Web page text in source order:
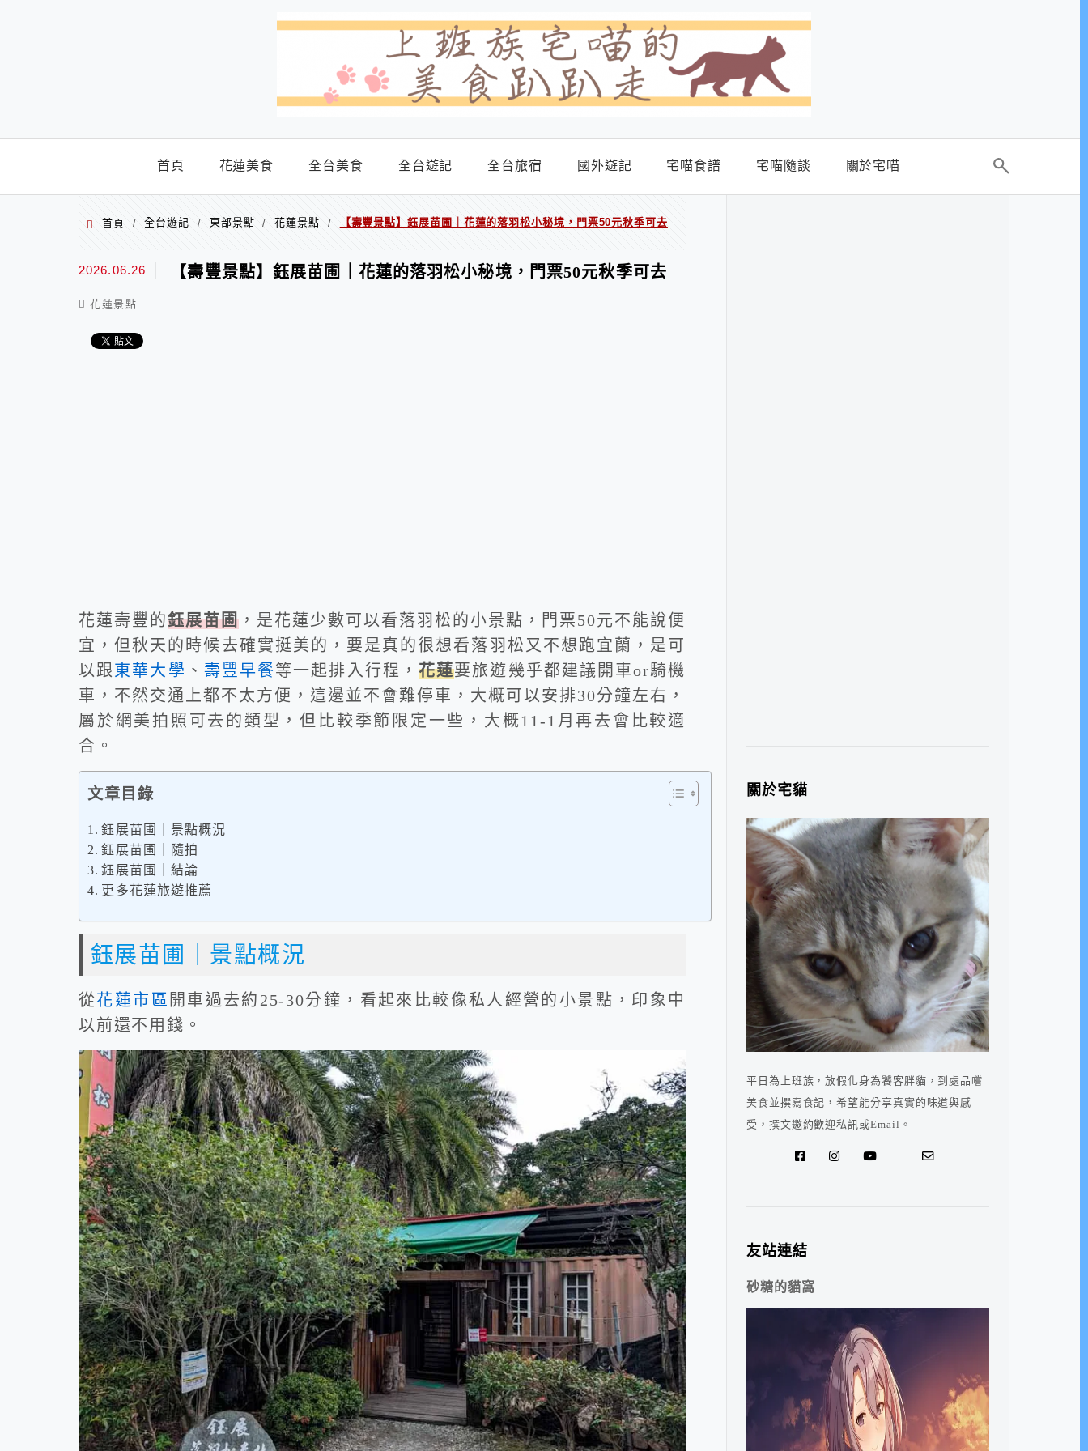
首頁 花蓮美食 全台美食 全台遊記 全台旅宿 國外遊記 宅喵食譜 宅喵隨談 關於宅喵
首頁 / 全台遊記 / 東部景點 / 花蓮景點 / 【壽豐景點】鈺展苗圃｜花蓮的落羽松小秘境，門票50元秋季可去
2026.06.26 【壽豐景點】鈺展苗圃｜花蓮的落羽松小秘境，門票50元秋季可去
花蓮景點
花蓮壽豐的鈺展苗圃 ，是花蓮少數可以看落羽松的小景點，門票50元不能說便
宜，但秋天的時候去確實挺美的，要是真的很想看落羽松又不想跑宜蘭，是可
以跟東華大學 、 壽豐早餐等一起排入行程， 花蓮要旅遊幾乎都建議開車or騎機
車，不然交通上都不太方便，這邊並不會難停車，大概可以安排30分鐘左右，
屬於網美拍照可去的類型，但比較季節限定一些，大概11-1月再去會比較適
合。
文章目錄
鈺展苗圃｜景點概況
鈺展苗圃｜隨拍
鈺展苗圃｜結論
更多花蓮旅遊推薦
鈺展苗圃｜景點概況
從花蓮市區 開車過去約25-30分鐘，看起來比較像私人經營的小景點，印象中
以前還不用錢。
關於宅貓
平日為上班族，放假化身為饕客胖貓，到處品嚐
美食並撰寫食記，希望能分享真實的味道與感
受，撰文邀約歡迎私訊或Email。
友站連結
砂糖的貓窩